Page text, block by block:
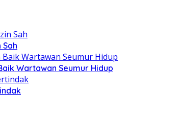
Wartawan Seumur Hidup